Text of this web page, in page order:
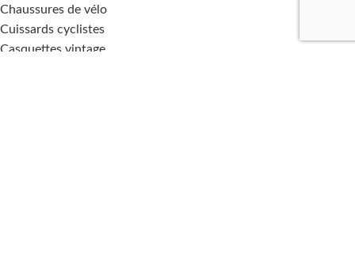
Chaussures de vélo
Cuissards cyclistes
Casquettes vintage